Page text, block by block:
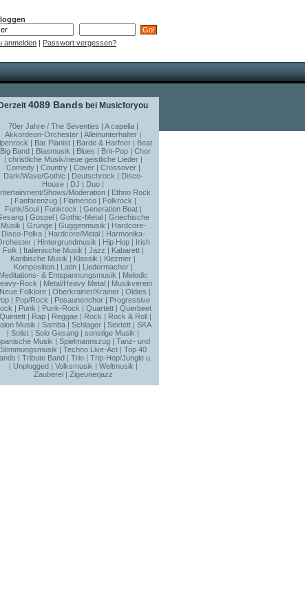
anmelden | Passwort vergessen?
Derzeit 4089 Bands bei Musicforyou
70er Jahre / The Seventies | A capella|
Akkordeon-Orchester | Alleinunterhalter |
| Bar Pianist| Barde & Harfner| Beat
Big Band| Blasmusik | Blues | Brit-Pop| Chor
| christliche Musik/neue geistliche Lieder|
Comedy| Country| Cover| Crossover|
Dark/Wave/Gothic | Deutschrock | Disco-
House | DJ | Duo |
Shows/Moderation | Ethno Rock
| Fanfarenzug| Flamenco| Folkrock |
Funk/Soul| Funkrock | Generation Beat|
| Gospel | Gothic-Metal | Griechische
Musik | Grunge| Guggenmusik | Hardcore-
Disco-Polka| Hardcore/Metal| Harmonika-
| Hintergrundmusik | Hip Hop| Irish
Folk | Italienische Musik | Jazz | Kabarett|
Karibische Musik | Klassik | Klezmer |
Komposition| Latin| Liedermacher|
Meditations- & Entspannungsmusik | Melodic
Rock | Metal/Heavy Metal| Musikverein
Neue Folklore | Oberkrainer/Krainer | Oldies |
| Pop/Rock | Posaunenchor | Progressive
| Punk | Punk-Rock | Quartett | Querbeet
Quintett| Rap| Reggae| Rock | Rock & Roll|
Musik | Samba | Schlager | Sextett | SKA
| Solist | Solo Gesang | sonstige Musik |
Musik | Spielmannszug | Tanz- und
Stimmungsmusik | Techno Live-Act| Top 40
| Tribute Band| Trio| Trip-Hop/Jungle u.
| Unplugged| Volksmusik | Weltmusik |
Zauberei| Zigeunerjazz